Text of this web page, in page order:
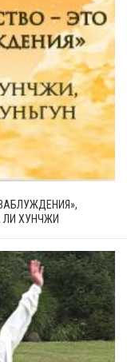
ЛИ ХУНЧЖИ